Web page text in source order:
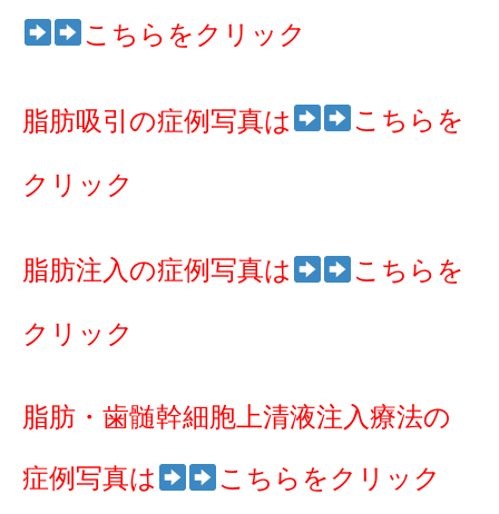
こちらをクリック
脂肪吸引の症例写真は こちらを
クリック
脂肪注入の症例写真は こちらを
クリック
脂肪・歯髄幹細胞上清液注入療法の
症例写真は こちらをクリック